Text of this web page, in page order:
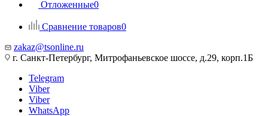
Отложенные0
Сравнение товаров0
zakaz@tsonline.ru
г. Санкт-Петербург, Митрофаньевское шоссе, д.29, корп.1Б
Telegram
Viber
Viber
WhatsApp